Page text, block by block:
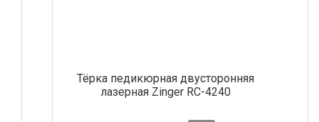
Тёрка педикюрная двусторонняя
лазерная Zinger RC-4240